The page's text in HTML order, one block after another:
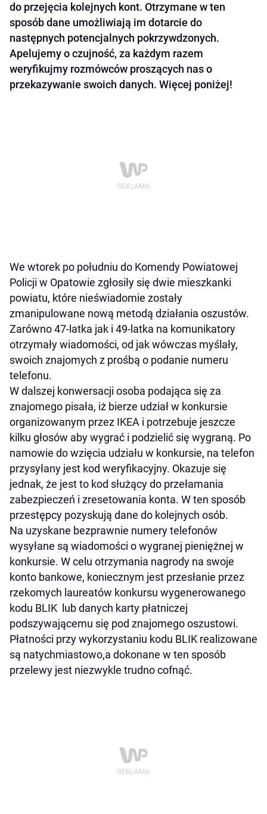
do przejęcia kolejnych kont. Otrzymane w ten
sposób dane umożliwiają im dotarcie do
następnych potencjalnych pokrzywdzonych.
Apelujemy o czujność, za każdym razem
weryfikujmy rozmówców proszących nas o
przekazywanie swoich danych. Więcej poniżej!
We wtorek po południu do Komendy Powiatowej
Policji w Opatowie zgłosiły się dwie mieszkanki
powiatu, które nieświadomie zostały
zmanipulowane nową metodą działania oszustów.
Zarówno 47-latka jak i 49-latka na komunikatory
otrzymały wiadomości, od jak wówczas myślały,
swoich znajomych z prośbą o podanie numeru
telefonu.
W dalszej konwersacji osoba podająca się za
znajomego pisała, iż bierze udział w konkursie
organizowanym przez IKEA i potrzebuje jeszcze
kilku głosów aby wygrać i podzielić się wygraną. Po
namowie do wzięcia udziału w konkursie, na telefon
przysyłany jest kod weryfikacyjny. Okazuje się
jednak, że jest to kod służący do przełamania
zabezpieczeń i zresetowania konta. W ten sposób
przestępcy pozyskują dane do kolejnych osób.
Na uzyskane bezprawnie numery telefonów
wysyłane są wiadomości o wygranej pieniężnej w
konkursie. W celu otrzymania nagrody na swoje
konto bankowe, koniecznym jest przesłanie przez
rzekomych laureatów konkursu wygenerowanego
kodu BLIK lub danych karty płatniczej
podszywającemu się pod znajomego oszustowi.
Płatności przy wykorzystaniu kodu BLIK realizowane
są natychmiastowo,a dokonane w ten sposób
przelewy jest niezwykle trudno cofnąć.